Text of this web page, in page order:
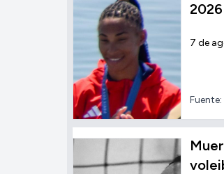
2026
7 de
Fuente: